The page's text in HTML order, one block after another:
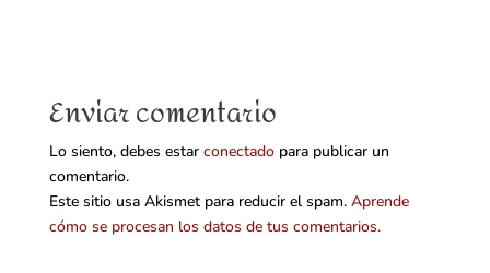
Enviar comentario
Lo siento, debes estar conectadopara publicar un
comentario.
Este sitio usa Akismet para reducir el spam. Aprende
cómo se procesan los datos de tus comentarios.